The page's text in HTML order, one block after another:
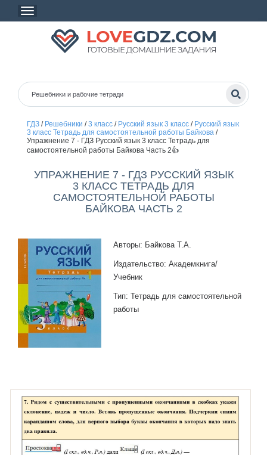
ГДЗ/ Решебники /3 класс/ Русский язык 3 класс/ Русский язык
3 класс Тетрадь для самостоятельной работы Байкова/
Упражнение 7 - ГДЗ Русский язык 3 класс Тетрадь для
самостоятельной работы Байкова Часть 2👍
УПРАЖНЕНИЕ 7 - ГДЗ РУССКИЙ ЯЗЫК
3 КЛАСС ТЕТРАДЬ ДЛЯ
САМОСТОЯТЕЛЬНОЙ РАБОТЫ
БАЙКОВА ЧАСТЬ 2
Авторы: Байкова Т.А.
Издательство: Академкнига/
Учебник
Тип: Тетрадь для самостоятельной
работы